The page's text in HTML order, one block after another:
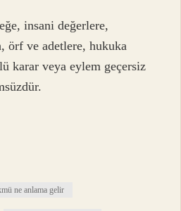
insani değerlere,
örf ve adetlere, hukuka
karar veya eylem geçersiz
ne anlama gelir